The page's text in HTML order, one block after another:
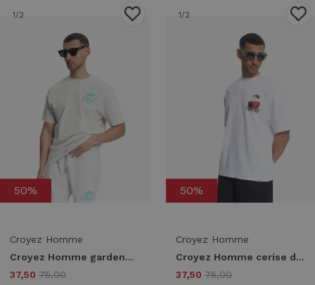
1/2
50%
Croyez Homme
Croyez Homme gardener t-shirt crb30026047 Print T-shirts 41002 light grey
37,50 75,00
1/2
50%
Croyez Homme
Croyez Homme cerise d'amour t-shirt crb30026085 Print T-shirts 40001 white
37,50 75,00